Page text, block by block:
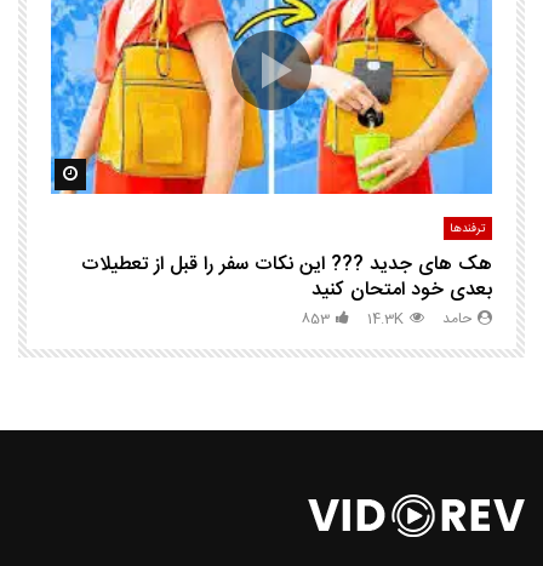
مشاهده
ترفندها
هک های جدید ??️? این نکات سفر را قبل از تعطیلات
بعدی خود امتحان کنید
حامد 14.3K
853
مشاهده بعدا